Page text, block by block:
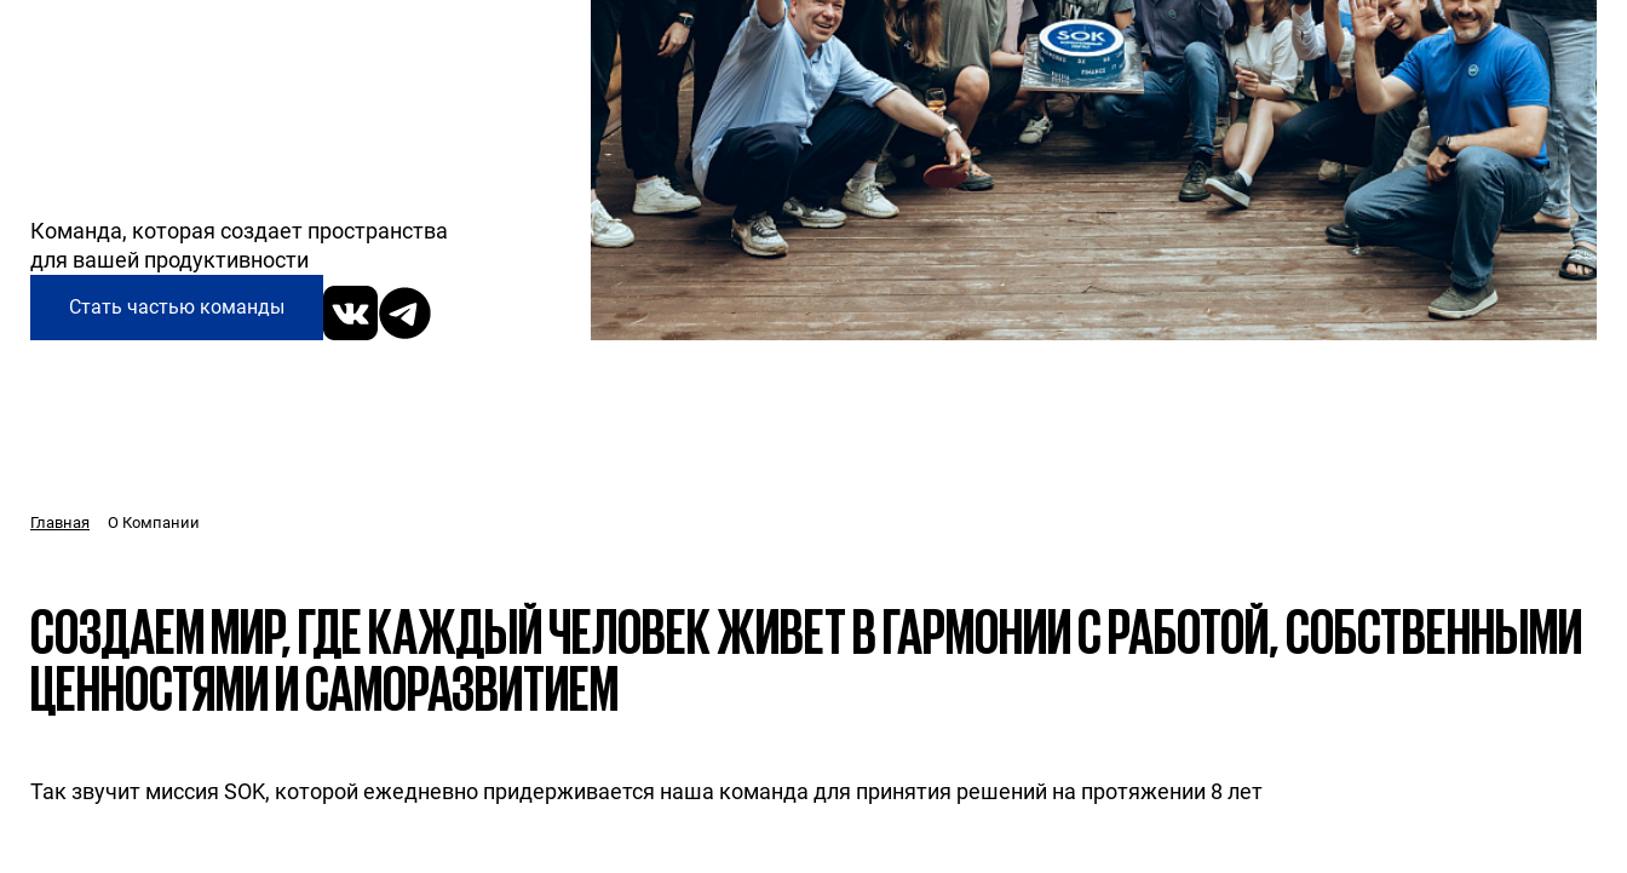
Команда, которая создает пространства
для вашей продуктивности
Стать частью команды
Главная О Компании
СОЗДАЕМ МИР, ГДЕ КАЖДЫЙ ЧЕЛОВЕК ЖИВЕТ В ГАРМОНИИ С РАБОТОЙ, СОБСТВЕННЫМИ
ЦЕННОСТЯМИ И САМОРАЗВИТИЕМ
Так звучит миссия SOK, которой ежедневно придерживается наша команда для принятия решений на протяжении 8 лет